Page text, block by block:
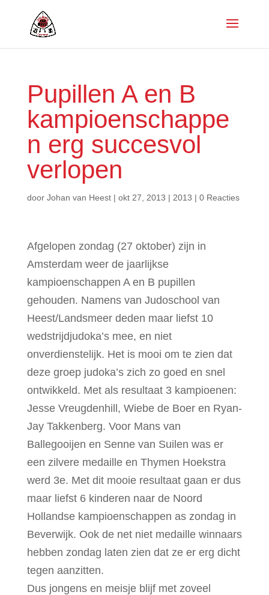
Pupillen A en B
kampioenschappe
n erg succesvol
verlopen
door Johan van Heest| okt 27, 2013 | 2013 | 0 Reacties
Afgelopen zondag (27 oktober) zijn in
Amsterdam weer de jaarlijkse
kampioenschappen A en B pupillen
gehouden. Namens van Judoschool van
Heest/Landsmeer deden maar liefst 10
wedstrijdjudoka’s mee, en niet
onverdienstelijk. Het is mooi om te zien dat
deze groep judoka’s zich zo goed en snel
ontwikkeld. Met als resultaat 3 kampioenen:
Jesse Vreugdenhill, Wiebe de Boer en Ryan-
Jay Takkenberg. Voor Mans van
Ballegooijen en Senne van Suilen was er
een zilvere medaille en Thymen Hoekstra
werd 3e. Met dit mooie resultaat gaan er dus
maar liefst 6 kinderen naar de Noord
Hollandse kampioenschappen as zondag in
Beverwijk. Ook de net niet medaille winnaars
hebben zondag laten zien dat ze er erg dicht
tegen aanzitten.
Dus jongens en meisje blijf met zoveel